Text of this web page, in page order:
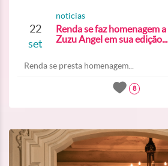
22
set
noticias
Renda se faz homenagem a
Zuzu Angel em sua edição...
Renda se presta homenagem...
8